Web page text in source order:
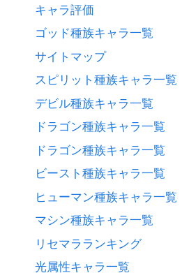
キャラ評価
ゴッド種族キャラ一覧
サイトマップ
スピリット種族キャラ一覧
デビル種族キャラ一覧
ドラゴン種族キャラ一覧
ドラゴン種族キャラ一覧
ビースト種族キャラ一覧
ヒューマン種族キャラ一覧
マシン種族キャラ一覧
リセマラランキング
光属性キャラ一覧